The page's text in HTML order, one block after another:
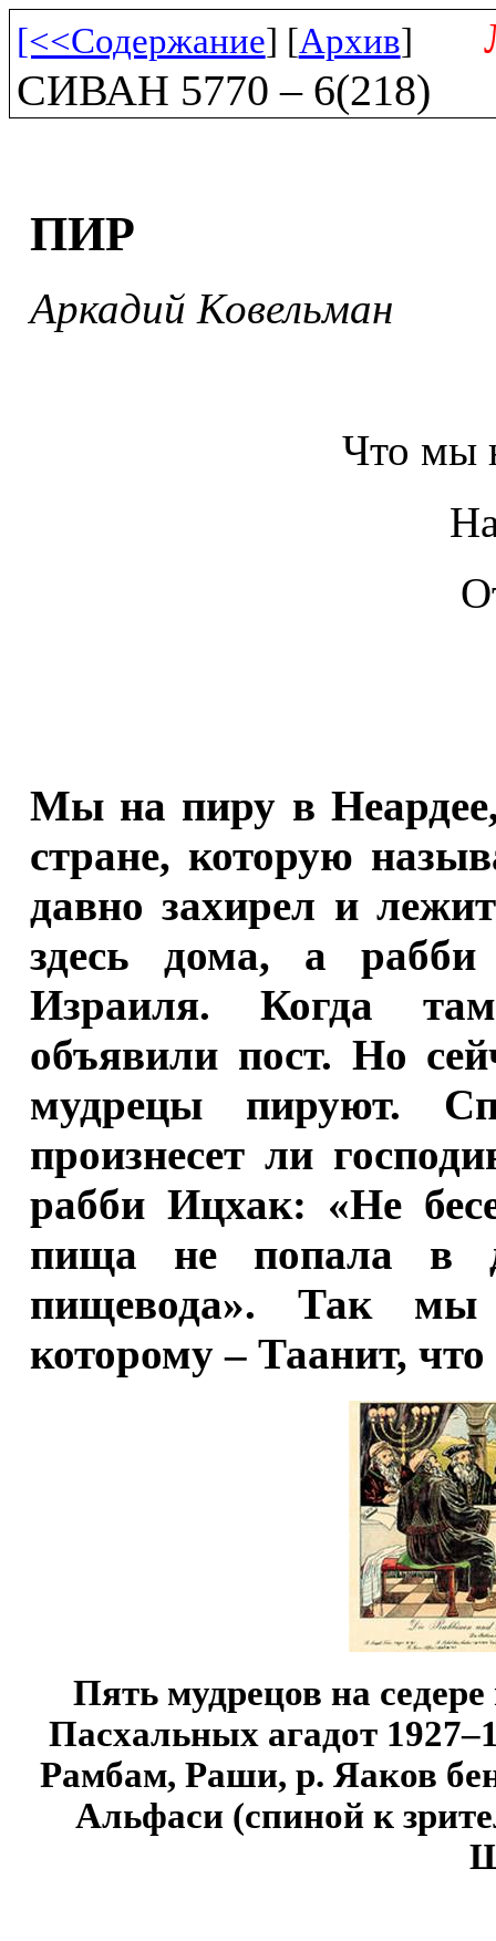
[<<Содержание] [Архив]
СИВАН 5770 – 6(218)
ПИР
Аркадий Ковельман
Что мы
Мы на пиру в
стране, которую
давно захирел и
здесь дома, а
Израиля. Когда
объявили пост. Но
мудрецы пируют.
произнесет ли
рабби Ицхак: «Не
пища не попала в
пищевода». Так
которому – Таанит,
Пять мудрецов на
Пасхальных агадот
Рамбам, Раши, р. Яаков
Альфаси (спиной к